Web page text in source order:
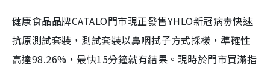
健康食品品牌CATALO門市現正發售YHLO新冠病毒快速
抗原測試套裝，測試套裝以鼻咽拭子方式採樣，準確性
高達98.26%，最快15分鐘就有結果。現時於門市買滿指